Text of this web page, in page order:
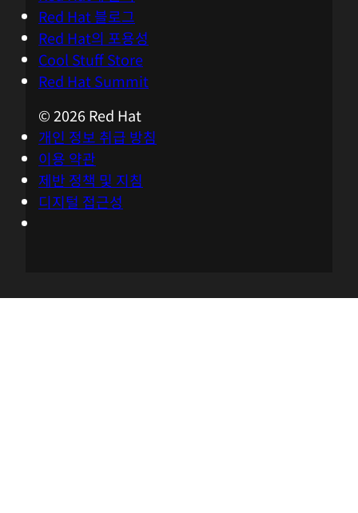
Red Hat 블로그
Red Hat의 포용성
Cool Stuff Store
Red Hat Summit
© 2026 Red Hat
개인 정보 취급 방침
이용 약관
제반 정책 및 지침
디지털 접근성